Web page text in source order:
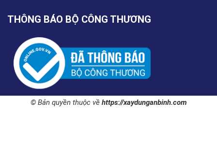
THÔNG BÁO BỘ CÔNG THƯƠNG
© Bản quyền thuộc về https://xaydunganbinh.com